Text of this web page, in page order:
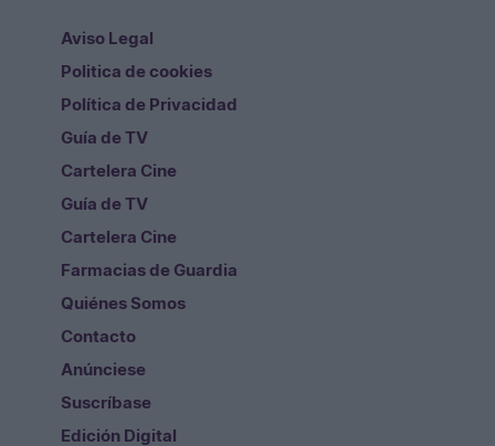
Aviso Legal
Politica de cookies
Política de Privacidad
Guía de TV
Cartelera Cine
Guía de TV
Cartelera Cine
Farmacias de Guardia
Quiénes Somos
Contacto
Anúnciese
Suscríbase
Edición Digital